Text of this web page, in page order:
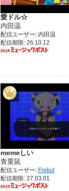
愛ドル☆
内田温
配信ユーザー: 内田温
配信期限: 26.10.12
memeしい
青栗鼠
配信ユーザー: Frekul
配信期限: 27.03.01